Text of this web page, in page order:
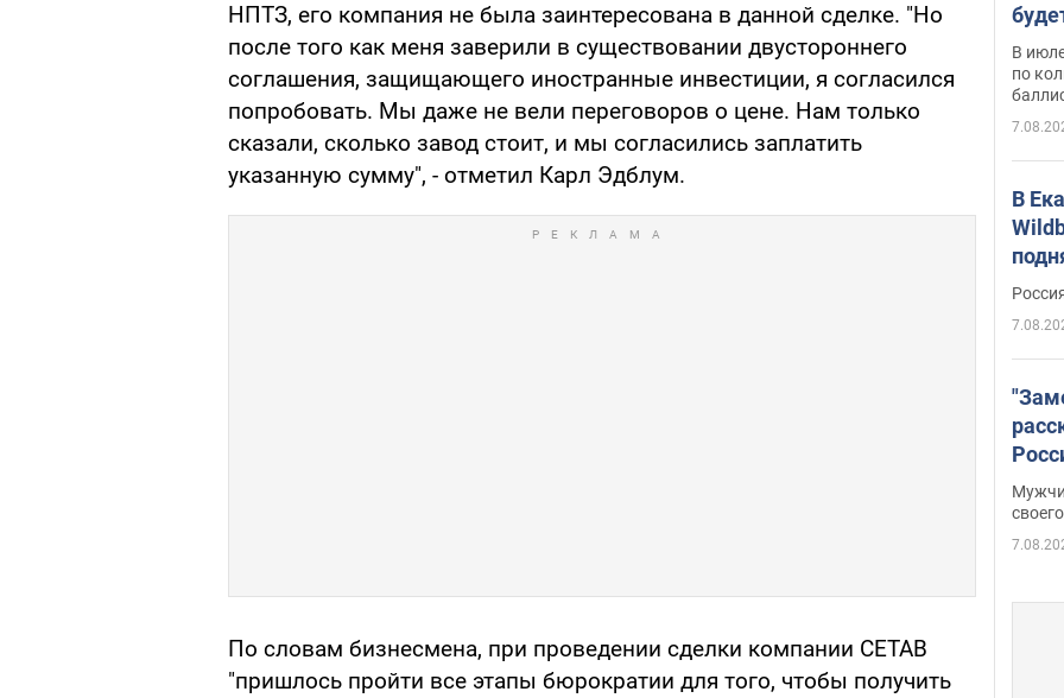
НПТЗ, его компания не была заинтересована в данной сделке. "Но
после того как меня заверили в существовании двустороннего
соглашения, защищающего иностранные инвестиции, я согласился
попробовать. Мы даже не вели переговоров о цене. Нам только
сказали, сколько завод стоит, и мы согласились заплатить
указанную сумму", - отметил Карл Эдблум.
По словам бизнесмена, при проведении сделки компании CETAB
"пришлось пройти все этапы бюрократии для того, чтобы получить
В
по
В
Фото